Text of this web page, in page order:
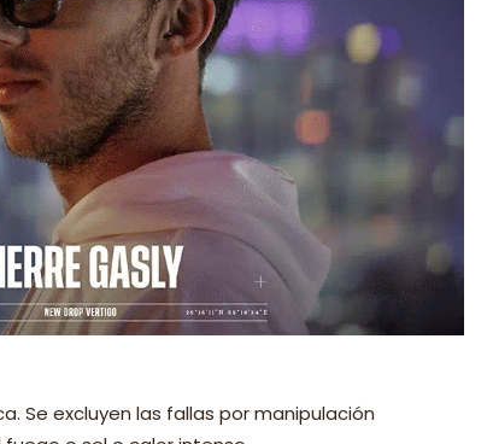
Se excluyen las fallas por manipulación